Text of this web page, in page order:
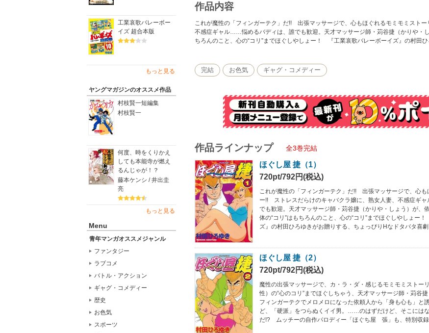
工業哀歌バレーボー
イズ 超合本版
もっと見る
ヤングマガジンのオススメ作品
村枝賢一短編集
村枝賢一
何度、時をくりかえ
しても本能寺が燃え
るんじゃが！？
藤本ケンシ / 井出圭
亮
もっと見る
Menu
青年マンガオススメジャンル
ファンタジー
ラブコメ
バトル・アクション
ギャグ・コメディー
歴史
お色気
スポーツ
作品内容
これが魔性の「フィンガーテク」だ!! 出張マッサージで、心もほぐれるモミモミスト
不感症ギャル……悩めるバディは、誰でも歓迎。天才マッサージ師・苅谷捷（かりや・
ちろんのこと、心の“コリ”までほぐしやしょー！ 『工業哀歌バレーボーイズ』の村田
完結 お色気 ギャグ・コメディー
作品ラインナップ 全3巻完結
ほぐし屋 捷（1）
720pt/792円(税込)
これが魔性の「フィンガーテク」だ!! 出張マッサージで、心も
ー!! ストレスだらけのキャバクラ嬢に、熟女人妻、不感症ギ
でも歓迎。天才マッサージ師・苅谷捷（かりや・しょう）が、
体の“コリ”はもちろんのこと、心の“コリ”までほぐしやしょー
ズ』の村田ひろゆきがお贈りする、ちょっぴりHなドタバタ喜劇
ほぐし屋 捷（2）
720pt/792円(税込)
魔性の出張マッサージで、カ・ラ・ダ・感じるモミモミスト
性）の“心のコリ”までほぐしちゃう、天才マッサージ師・苅谷
フィンガーテクでメロメロになった依頼人から「身も心も」と
ど、「硬派」をつらぬくイイ男。……のはずだけど、そこには
だ!? ムッチーの自作パロディー「ほぐち屋 張」も、特別収